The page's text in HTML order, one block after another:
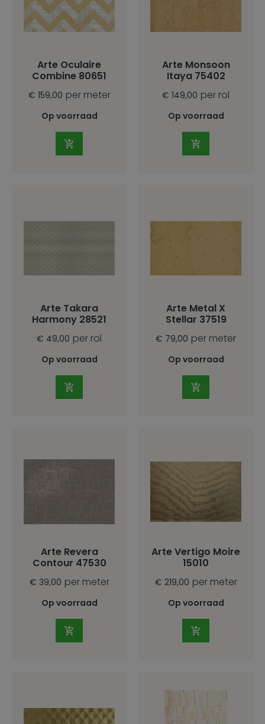
Arte Oculaire
Combine 80651
€ 159,00 per meter
Op voorraad
Arte Monsoon
Itaya 75402
€ 149,00 per rol
Op voorraad
Arte Takara
Harmony 28521
€ 49,00 per rol
Op voorraad
Arte Metal X
Stellar 37519
€ 79,00 per meter
Op voorraad
Arte Revera
Contour 47530
€ 39,00 per meter
Op voorraad
Arte Vertigo Moire
15010
€ 219,00 per meter
Op voorraad